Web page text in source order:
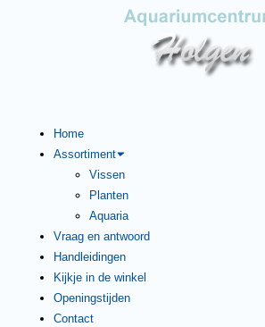
Home
Assortiment
Vissen
Planten
Aquaria
Vraag en antwoord
Handleidingen
Kijkje in de winkel
Openingstijden
Contact